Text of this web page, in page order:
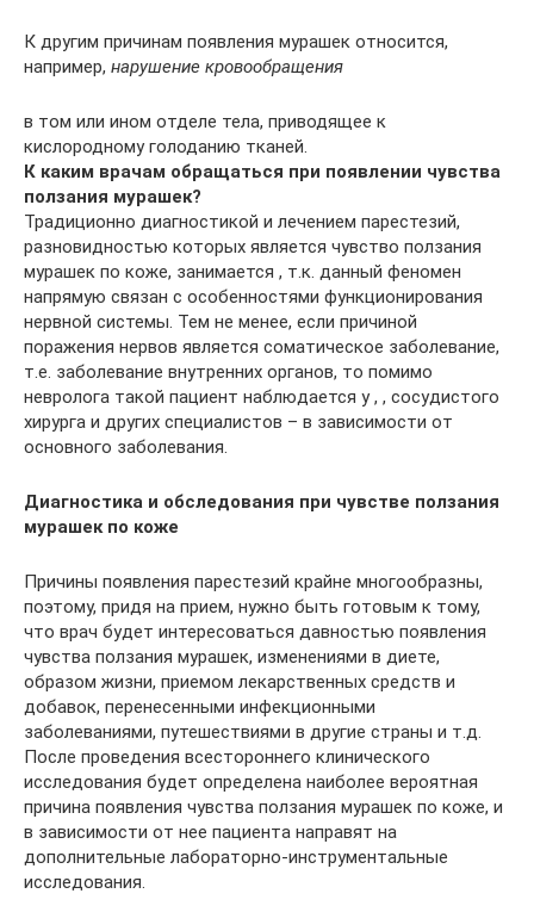
К другим причинам появления мурашек относится,
например, нарушение кровообращения
в том или ином отделе тела, приводящее к
кислородному голоданию тканей.
К каким врачам обращаться при появлении чувства
ползания мурашек?
Традиционно диагностикой и лечением парестезий,
разновидностью которых является чувство ползания
мурашек по коже, занимается , т.к. данный феномен
напрямую связан с особенностями функционирования
нервной системы. Тем не менее, если причиной
поражения нервов является соматическое заболевание,
т.е. заболевание внутренних органов, то помимо
невролога такой пациент наблюдается у , , сосудистого
хирурга и других специалистов – в зависимости от
основного заболевания.
Диагностика и обследования при чувстве ползания
мурашек по коже
Причины появления парестезий крайне многообразны,
поэтому, придя на прием, нужно быть готовым к тому,
что врач будет интересоваться давностью появления
чувства ползания мурашек, изменениями в диете,
образом жизни, приемом лекарственных средств и
добавок, перенесенными инфекционными
заболеваниями, путешествиями в другие страны и т.д.
После проведения всестороннего клинического
исследования будет определена наиболее вероятная
причина появления чувства ползания мурашек по коже, и
в зависимости от нее пациента направят на
дополнительные лабораторно-инструментальные
исследования.